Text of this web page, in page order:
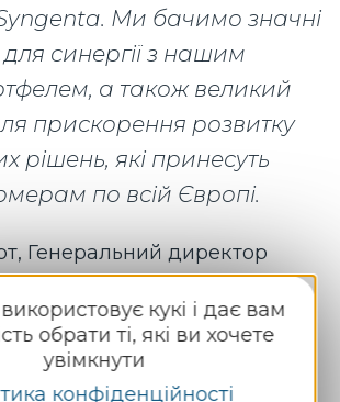
кукі і дає вам
обрати ті, які ви хочете
увімкнути
конфіденційності
Ми бачимо значні
синергії з нашим
а також великий
прискорення розвитку
рішень, які принесуть
по всій Європі.
Генеральний директор
та Syngenta розпочали
щодо придбання